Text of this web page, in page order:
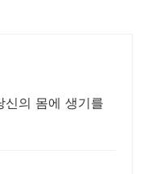
신의 몸에 생기를